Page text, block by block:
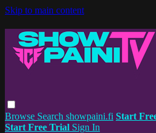
Skip to main content
Browse Search showpaini.fi Start
Start Free Trial Sign In